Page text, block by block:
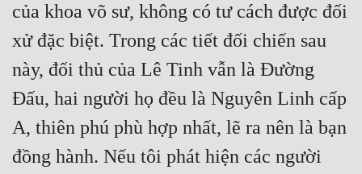
của khoa võ sư, không có tư cách được đối
xử đặc biệt. Trong các tiết đối chiến sau
này, đối thủ của Lê Tinh vẫn là Đường
Đấu, hai người họ đều là Nguyên Linh cấp
A, thiên phú phù hợp nhất, lẽ ra nên là bạn
đồng hành. Nếu tôi phát hiện các người